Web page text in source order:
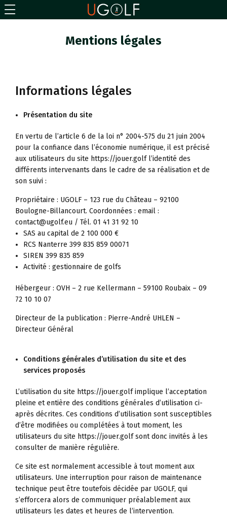
Mentions légales
Informations légales
Présentation du site
En vertu de l’article 6 de la loi n° 2004-575 du 21 juin 2004
pour la confiance dans l’économie numérique, il est précisé
aux utilisateurs du site https://jouer.golf l’identité des
différents intervenants dans le cadre de sa réalisation et de
son suivi :
Propriétaire : UGOLF – 123 rue du Château – 92100
Boulogne-Billancourt. Coordonnées : email :
contact@ugolf.eu / Tél. 01 41 31 92 10
SAS au capital de 2 100 000 €
RCS Nanterre 399 835 859 00071
SIREN 399 835 859
Activité : gestionnaire de golfs
Hébergeur : OVH – 2 rue Kellermann – 59100 Roubaix – 09
72 10 10 07
Directeur de la publication : Pierre-André UHLEN –
Directeur Général
Conditions générales d’utilisation du site et des
services proposés
L’utilisation du site https://jouer.golf implique l’acceptation
pleine et entière des conditions générales d’utilisation ci-
après décrites. Ces conditions d’utilisation sont susceptibles
d’être modifiées ou complétées à tout moment, les
utilisateurs du site https://jouer.golf sont donc invités à les
consulter de manière régulière.
Ce site est normalement accessible à tout moment aux
utilisateurs. Une interruption pour raison de maintenance
technique peut être toutefois décidée par UGOLF, qui
s’efforcera alors de communiquer préalablement aux
utilisateurs les dates et heures de l’intervention.